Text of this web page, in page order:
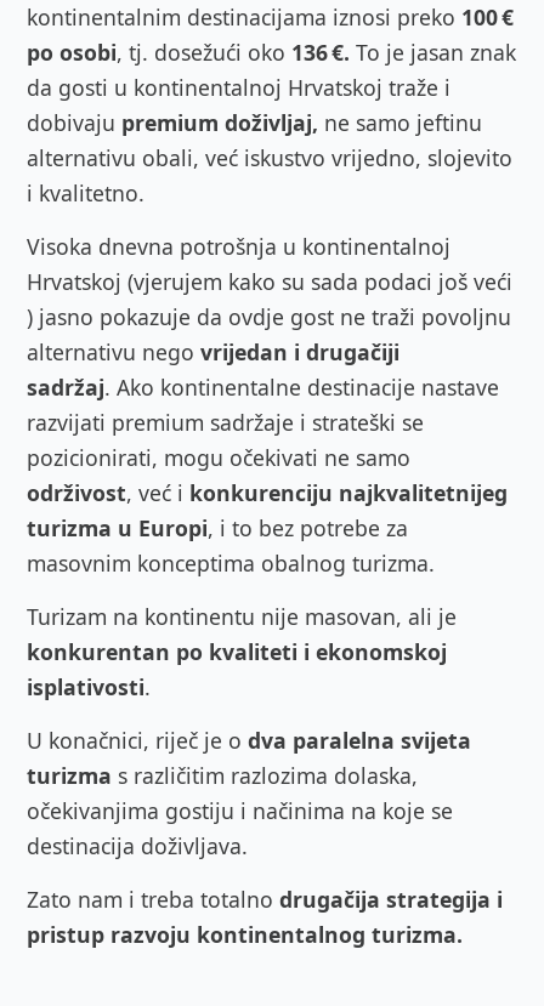
kontinentalnim destinacijama iznosi preko 100 €
po osobi, tj. dosežući oko 136 €. To je jasan znak
da gosti u kontinentalnoj Hrvatskoj traže i
dobivaju premium doživljaj, ne samo jeftinu
alternativu obali, već iskustvo vrijedno, slojevito
i kvalitetno.
Visoka dnevna potrošnja u kontinentalnoj
Hrvatskoj (vjerujem kako su sada podaci još veći
) jasno pokazuje da ovdje gost ne traži povoljnu
alternativu nego vrijedan i drugačiji
sadržaj. Ako kontinentalne destinacije nastave
razvijati premium sadržaje i strateški se
pozicionirati, mogu očekivati ne samo
održivost, već i konkurenciju najkvalitetnijeg
turizma u Europi, i to bez potrebe za
masovnim konceptima obalnog turizma.
Turizam na kontinentu nije masovan, ali je
konkurentan po kvaliteti i ekonomskoj
isplativosti.
U konačnici, riječ je o dva paralelna svijeta
turizma s različitim razlozima dolaska,
očekivanjima gostiju i načinima na koje se
destinacija doživljava.
Zato nam i treba totalno drugačija strategija i
pristup razvoju kontinentalnog turizma.